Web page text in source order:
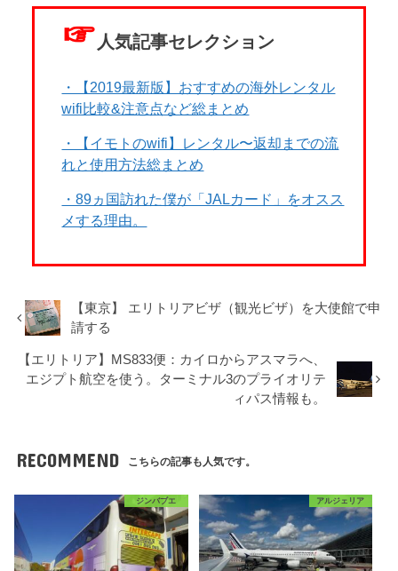
☞ 人気記事セレクション
・【2019最新版】おすすめの海外レンタル
wifi比較&注意点など総まとめ
・【イモトのwifi】レンタル〜返却までの流
れと使用方法総まとめ
・89ヵ国訪れた僕が「JALカード」をオスス
メする理由。
【東京】 エリトリアビザ（観光ビザ）を大使館で申
請する
【エリトリア】MS833便：カイロからアスマラへ、
エジプト航空を使う。ターミナル3のプライオリテ
ィパス情報も。
RECOMMEND こちらの記事も人気です。
ジンバブエ アルジェリア